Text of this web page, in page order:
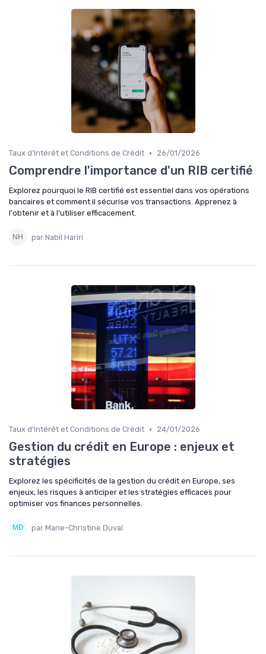
Taux d'Intérêt et Conditions de Crédit • 26/01/2026
Comprendre l'importance d'un RIB certifié
Explorez pourquoi le RIB certifié est essentiel dans vos opérations
bancaires et comment il sécurise vos transactions. Apprenez à
l'obtenir et à l'utiliser efficacement.
par Nabil Hariri
Taux d'Intérêt et Conditions de Crédit • 24/01/2026
Gestion du crédit en Europe : enjeux et
stratégies
Explorez les spécificités de la gestion du crédit en Europe, ses
enjeux, les risques à anticiper et les stratégies efficaces pour
optimiser vos finances personnelles.
par Marie-Christine Duval